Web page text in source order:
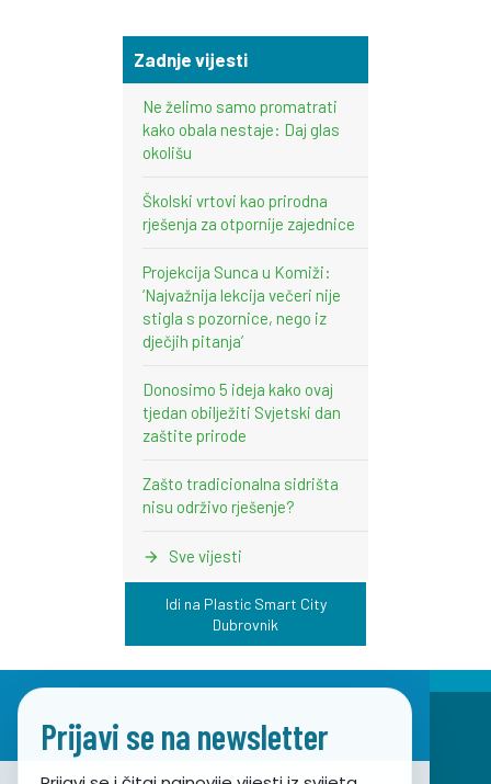
Zadnje vijesti
Ne želimo samo promatrati
kako obala nestaje: Daj glas
okolišu
Školski vrtovi kao prirodna
rješenja za otpornije zajednice
Projekcija Sunca u Komiži:
‘Najvažnija lekcija večeri nije
stigla s pozornice, nego iz
dječjih pitanja’
Donosimo 5 ideja kako ovaj
tjedan obilježiti Svjetski dan
zaštite prirode
Zašto tradicionalna sidrišta
nisu održivo rješenje?
Sve vijesti
Idi na Plastic Smart City
Dubrovnik
Prijavi se na newsletter